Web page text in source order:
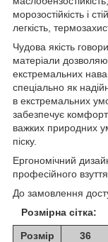
морозостійкість і
легкість,
Чудова якість
матеріали
екстремальних
спеціально як
в екстремальних
забезпечує
важких природних
піску.
Ергономічний
професійного взуття.
До замовлення
Розмірна сітка:
Розмір 36